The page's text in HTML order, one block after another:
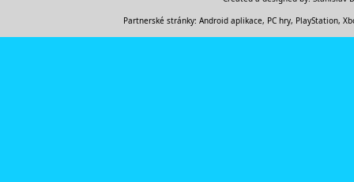
Partnerské stránky: Android aplikace, PC hry, PlayStation,